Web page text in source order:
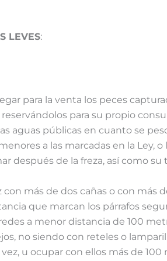
LEVES:
para la venta los peces
reservándolos para su propio
aguas públicas en cuanto se
a las marcadas en la Ley,
después de la freza, así como
con más de dos cañas o con más
que marcan los párrafos
a menor distancia de 100
no siendo con reteles o
u ocupar con ellos más de